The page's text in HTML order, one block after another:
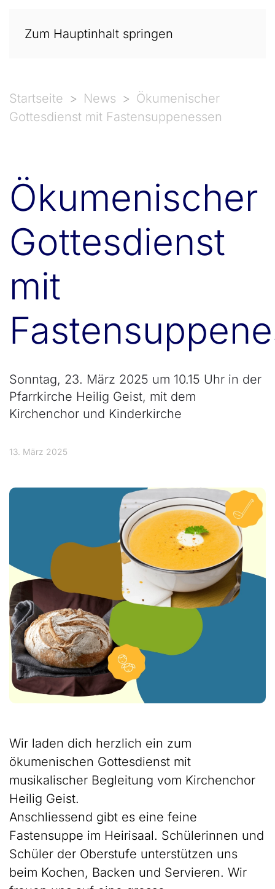
Zum Hauptinhalt springen
Startseite News
Ökumenischer
Gottesdienst mit Fastensuppenessen
Ökumenischer
Gottesdienst
mit
Sonntag, 23. März 2025 um 10.15 Uhr in der
Pfarrkirche Heilig Geist, mit dem
Kirchenchor und Kinderkirche
13. März 2025
Wir laden dich herzlich ein zum
ökumenischen Gottesdienst mit
musikalischer Begleitung vom Kirchenchor
Heilig Geist.
Anschliessend gibt es eine feine
Fastensuppe im Heirisaal. Schülerinnen und
Schüler der Oberstufe unterstützen uns
beim Kochen, Backen und Servieren. Wir